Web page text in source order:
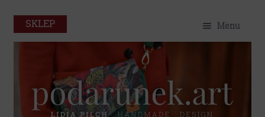
SKLEP Menu
Sklep